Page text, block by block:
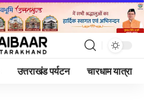
उत्तराखंड पर्यटन चारधाम यात्रा